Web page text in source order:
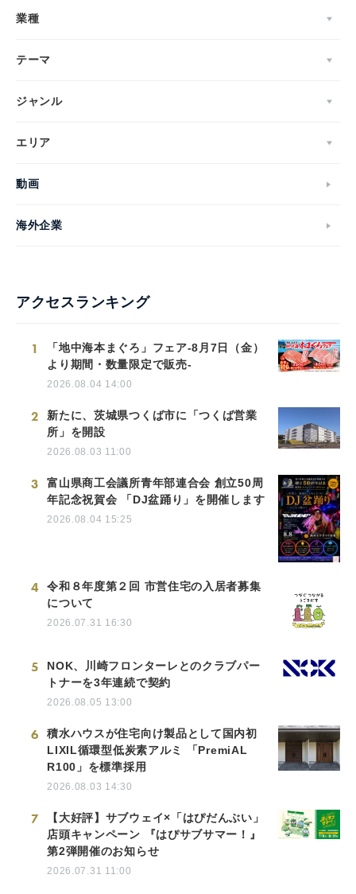
業種
テーマ
ジャンル
エリア
動画
海外企業
アクセスランキング
1
「地中海本まぐろ」フェア-8月7日（金）
より期間・数量限定で販売-
2026.08.04 14:00
2
新たに、茨城県つくば市に「つくば営業
所」を開設
2026.08.03 11:00
3
富山県商工会議所青年部連合会 創立50周
年記念祝賀会 「DJ盆踊り」を開催します
2026.08.04 15:25
4
令和８年度第２回 市営住宅の入居者募集
について
2026.07.31 16:30
5
NOK、川崎フロンターレとのクラブパー
トナーを3年連続で契約
2026.08.05 13:00
6
積水ハウスが住宅向け製品として国内初
LIXIL循環型低炭素アルミ 「PremiAL
R100」を標準採用
2026.08.03 14:30
7
【大好評】サブウェイ×「はぴだんぶい」
店頭キャンペーン 『はぴサブサマー！』
第2弾開催のお知らせ
2026.07.31 11:00